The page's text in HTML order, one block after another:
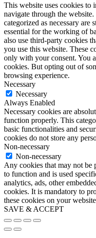
This website uses cookies to
navigate through the
categorized as necessary are
essential for the working of
also use third-party cookies
you use this website. These
only with your consent. You
cookies. But opting out of
browsing experience.
Necessary
Necessary
Always Enabled
Necessary cookies are
function properly. This
basic functionalities and
cookies do not store any
Non-necessary
Non-necessary
Any cookies that may not be
to function and is used
analytics, ads, other
cookies. It is mandatory to
these cookies on your
SAVE & ACCEPT